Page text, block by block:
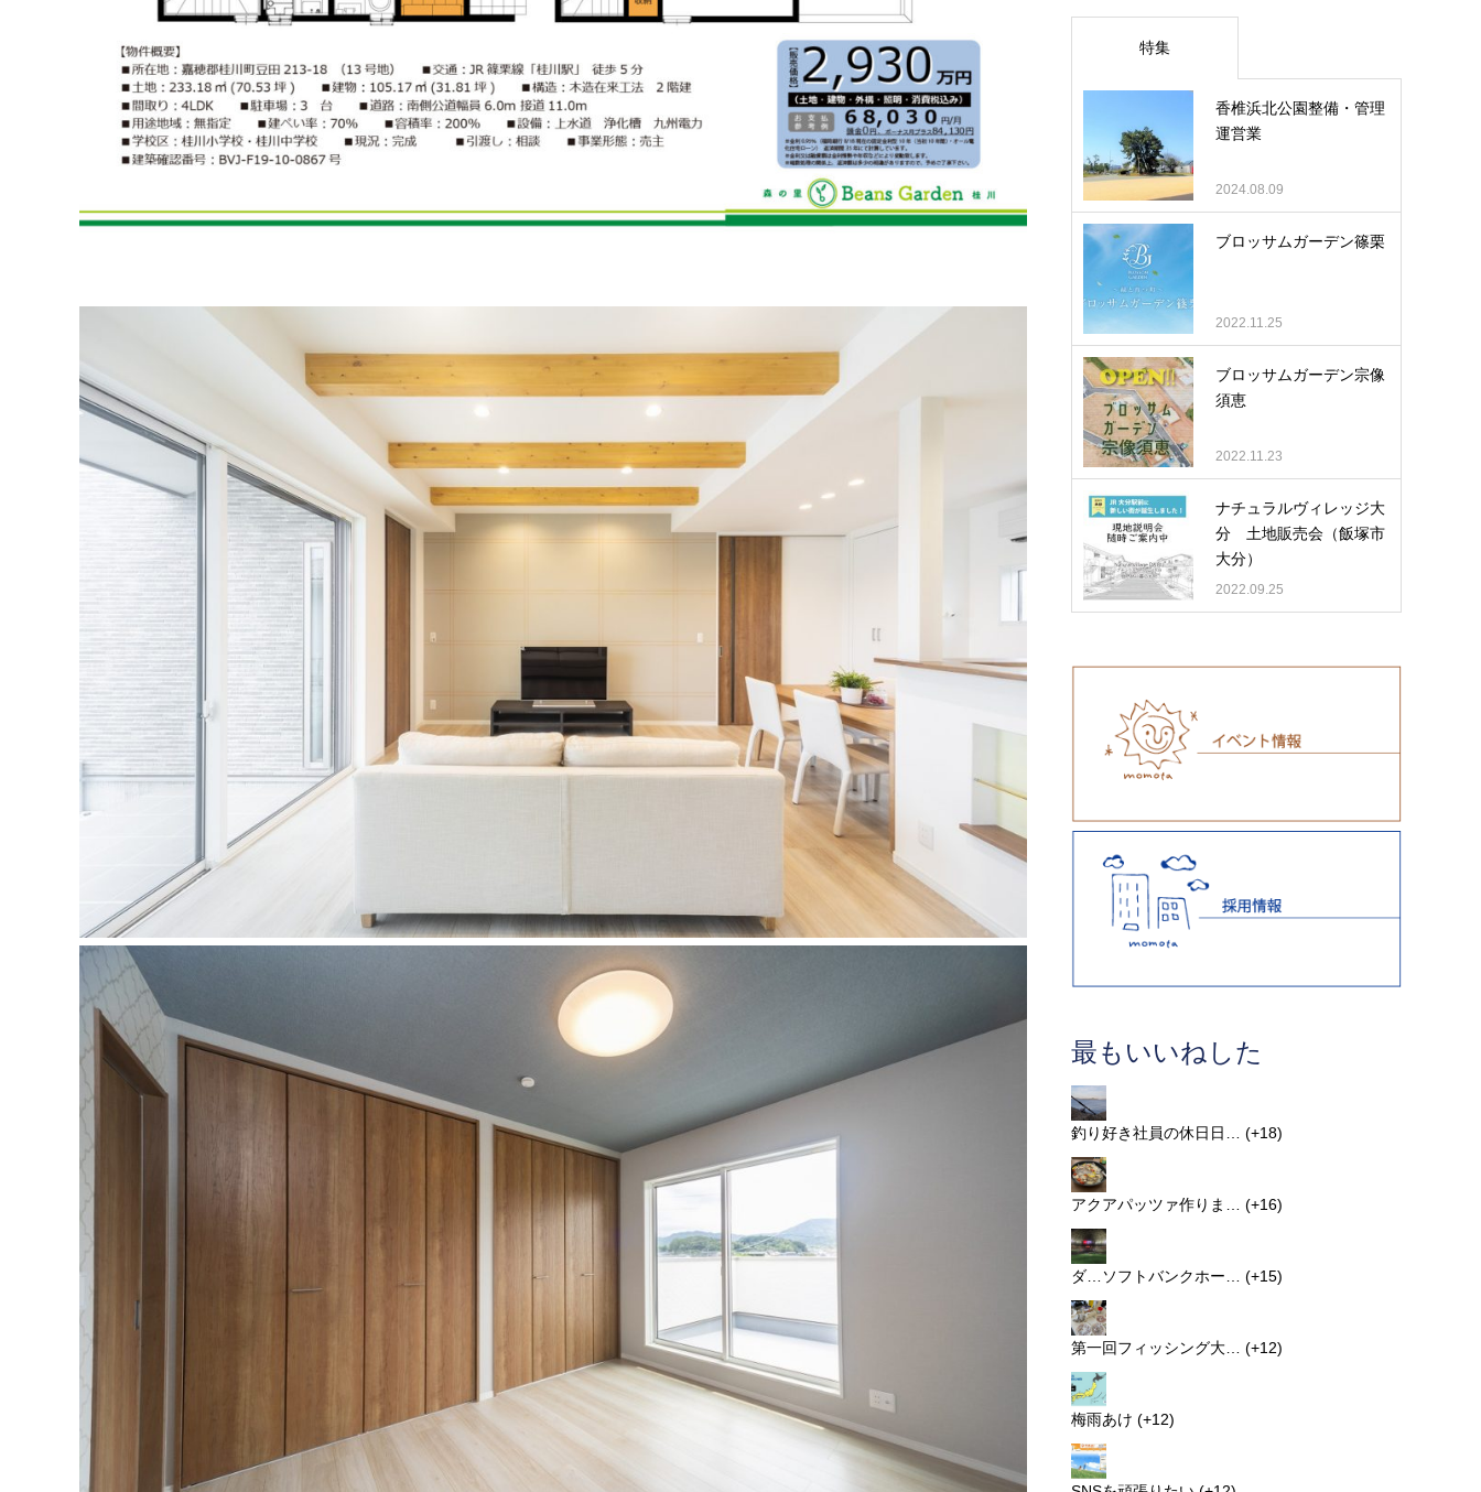
特集
香椎浜北公園整備・管理
運営業
2024.08.09
ブロッサムガーデン篠栗
2022.11.25
ブロッサムガーデン宗像
須恵
2022.11.23
ナチュラルヴィレッジ大
分 土地販売会（飯塚市
大分）
2022.09.25
最もいいねした
釣り好き社員の休日日… +18
アクアパッツァ作りま… +16
ダ…ソフトバンクホー… +15
第一回フィッシング大… +12
梅雨あけ +12